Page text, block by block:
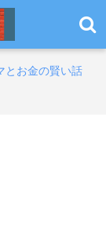
とお金の賢い話